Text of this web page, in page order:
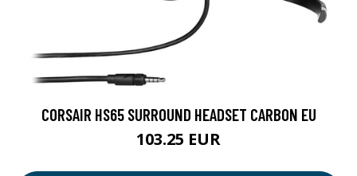
CORSAIR HS65 SURROUND HEADSET CARBON EU
103.25 EUR